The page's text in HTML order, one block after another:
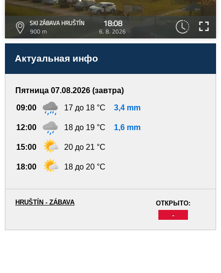
SKI ZÁBAVA HRUŠTÍN
900 m
18:08
6. 8. 2026
Актуальная инфо
Пятница 07.08.2026 (завтра)
09:00 17 до 18 °C 3,4 mm
12:00 18 до 19 °C 1,6 mm
15:00 20 до 21 °C
18:00 18 до 20 °C
ОТКРЫТО:
-
HRUŠTÍN - ZÁBAVA